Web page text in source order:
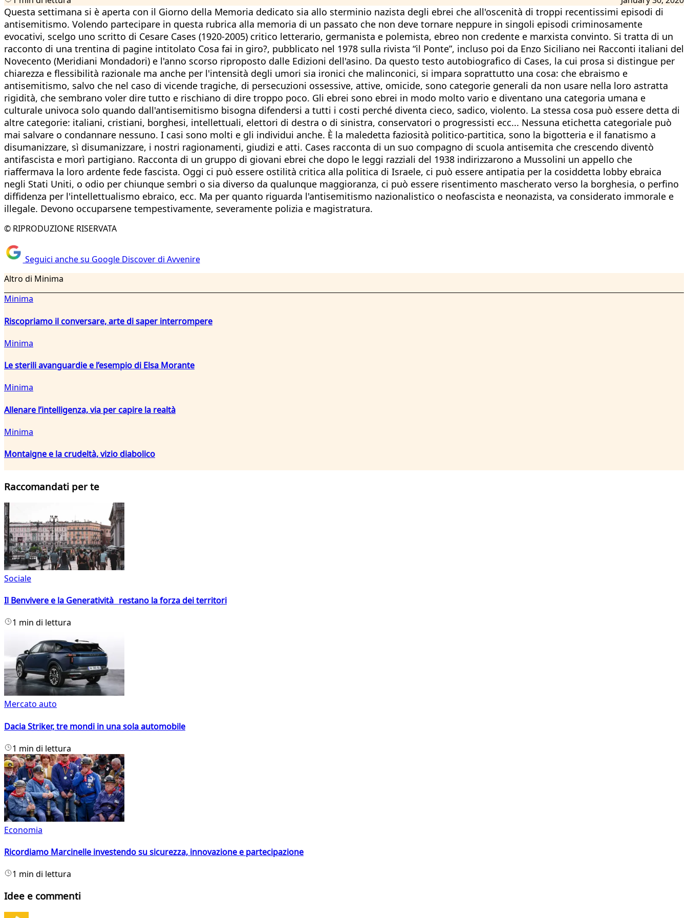
Questa settimana si è aperta con il Giorno della Memoria dedicato sia allo sterminio nazista degli ebrei che all'oscenità di troppi recentissimi episodi di
antisemitismo. Volendo partecipare in questa rubrica alla memoria di un passato che non deve tornare neppure in singoli episodi criminosamente
evocativi, scelgo uno scritto di Cesare Cases (1920-2005) critico letterario, germanista e polemista, ebreo non credente e marxista convinto. Si tratta di un
racconto di una trentina di pagine intitolato Cosa fai in giro?, pubblicato nel 1978 sulla rivista “il Ponte”, incluso poi da Enzo Siciliano nei Racconti italiani del
Novecento (Meridiani Mondadori) e l'anno scorso riproposto dalle Edizioni dell'asino. Da questo testo autobiografico di Cases, la cui prosa si distingue per
chiarezza e flessibilità razionale ma anche per l'intensità degli umori sia ironici che malinconici, si impara soprattutto una cosa: che ebraismo e
antisemitismo, salvo che nel caso di vicende tragiche, di persecuzioni ossessive, attive, omicide, sono categorie generali da non usare nella loro astratta
rigidità, che sembrano voler dire tutto e rischiano di dire troppo poco. Gli ebrei sono ebrei in modo molto vario e diventano una categoria umana e
culturale univoca solo quando dall'antisemitismo bisogna difendersi a tutti i costi perché diventa cieco, sadico, violento. La stessa cosa può essere detta di
altre categorie: italiani, cristiani, borghesi, intellettuali, elettori di destra o di sinistra, conservatori o progressisti ecc... Nessuna etichetta categoriale può
mai salvare o condannare nessuno. I casi sono molti e gli individui anche. È la maledetta faziosità politico-partitica, sono la bigotteria e il fanatismo a
disumanizzare, sì disumanizzare, i nostri ragionamenti, giudizi e atti. Cases racconta di un suo compagno di scuola antisemita che crescendo diventò
antifascista e morì partigiano. Racconta di un gruppo di giovani ebrei che dopo le leggi razziali del 1938 indirizzarono a Mussolini un appello che
riaffermava la loro ardente fede fascista. Oggi ci può essere ostilità critica alla politica di Israele, ci può essere antipatia per la cosiddetta lobby ebraica
negli Stati Uniti, o odio per chiunque sembri o sia diverso da qualunque maggioranza, ci può essere risentimento mascherato verso la borghesia, o perfino
diffidenza per l'intellettualismo ebraico, ecc. Ma per quanto riguarda l'antisemitismo nazionalistico o neofascista e neonazista, va considerato immorale e
illegale. Devono occuparsene tempestivamente, severamente polizia e magistratura.
© RIPRODUZIONE RISERVATA
Seguici anche su Google Discover di Avvenire
Altro di Minima
Minima
Riscopriamo il conversare, arte di saper interrompere
Minima
Le sterili avanguardie e l’esempio di Elsa Morante
Minima
Allenare l’intelligenza, via per capire la realtà
Minima
Montaigne e la crudeltà, vizio diabolico
Raccomandati per te
Sociale
Il Benvivere e la Generatività restano la forza dei territori
1 min di lettura
Mercato auto
Dacia Striker, tre mondi in una sola automobile
1 min di lettura
Economia
Ricordiamo Marcinelle investendo su sicurezza, innovazione e partecipazione
1 min di lettura
Idee e commenti